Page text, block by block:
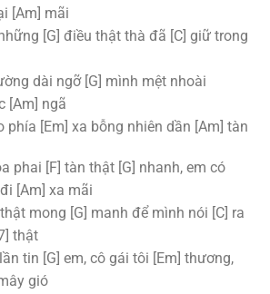
[Am] mãi
[G] điều thật thà đã [C] giữ trong
dài ngỡ [G] mình mệt nhoài
[Am] ngã
phía [Em] xa bỗng nhiên dần [Am] tàn
phai [F] tàn thật [G] nhanh, em có
[Am] xa mãi
thật mong [G] manh để mình nói [C] ra
thật
lần tin [G] em, cô gái tôi [Em] thương,
gió